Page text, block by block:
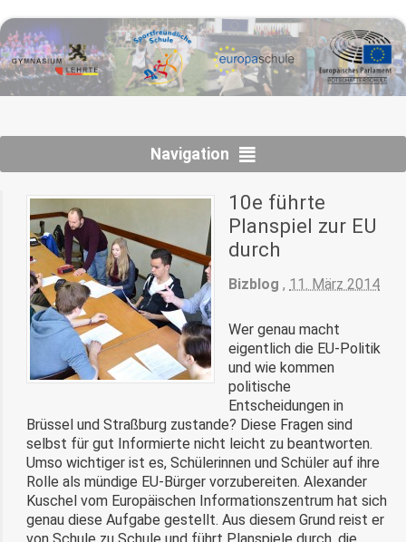
Navigation
10e führte
Planspiel zur EU
durch
Bizblog , 11. März 2014
Wer genau macht
eigentlich die EU-Politik
und wie kommen
politische
Entscheidungen in
Brüssel und Straßburg zustande? Diese Fragen sind
selbst für gut Informierte nicht leicht zu beantworten.
Umso wichtiger ist es, Schülerinnen und Schüler auf ihre
Rolle als mündige EU-Bürger vorzubereiten. Alexander
Kuschel vom Europäischen Informationszentrum hat sich
genau diese Aufgabe gestellt. Aus diesem Grund reist er
von Schule zu Schule und führt Planspiele durch, die